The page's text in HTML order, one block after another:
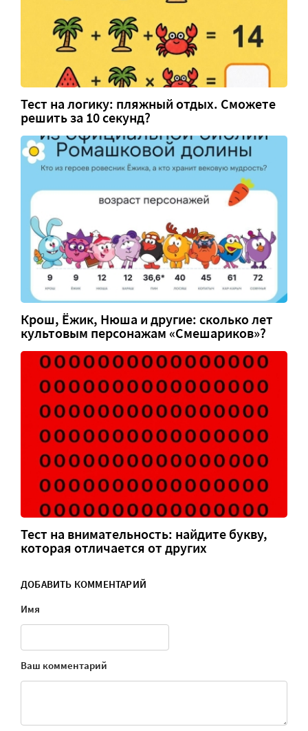
Тест на логику: пляжный отдых. Сможете
решить за 10 секунд?
Крош, Ёжик, Нюша и другие: сколько лет
культовым персонажам «Смешариков»?
Тест на внимательность: найдите букву,
которая отличается от других
ДОБАВИТЬ КОММЕНТАРИЙ
Имя
Ваш комментарий